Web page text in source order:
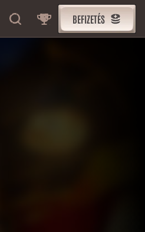
BEFIZETÉS